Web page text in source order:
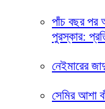
পাঁচ বছর পর
পুরস্কার:
নেইমারের
সেমির আশা